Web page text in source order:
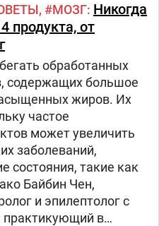
МОЗГ Никогда
продукта, от
обработанных
содержащих большое
жиров. Их
частое
может увеличить
заболеваний,
состояния, такие как
Байбин Чен,
и эпилептолог с
практикующий в